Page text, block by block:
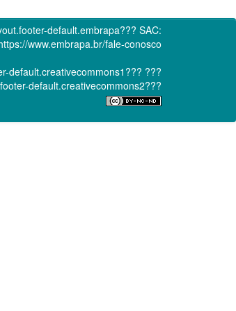
default.embrapa??? SAC:
www.embrapa.br/fale-conosco
default.creativecommons1??? ???
default.creativecommons2???